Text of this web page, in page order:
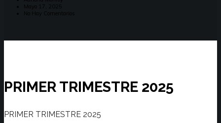
Mayo 17, 2025
No Hay Comentarios
PRIMER TRIMESTRE 2025
PRIMER TRIMESTRE 2025